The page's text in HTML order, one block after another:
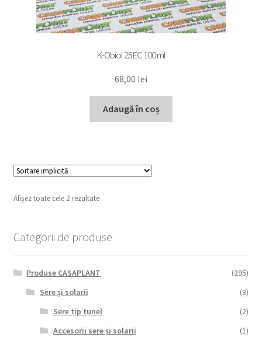
K-Obiol 25EC 100 ml
68,00 lei
Adaugă în coș
Afișez toate cele 2 rezultate
Categorii de produse
Produse CASAPLANT
(295)
Sere și solarii
(3)
Sere tip tunel
(2)
Accesorii sere și solarii
(1)